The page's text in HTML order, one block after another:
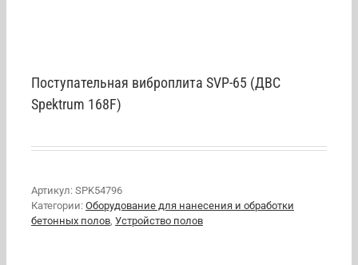
Поступательная виброплита SVP-65 (ДВС
Spektrum 168F)
Артикул: SPK54796
Категории: Оборудование для нанесения и обработки
бетонных полов, Устройство полов